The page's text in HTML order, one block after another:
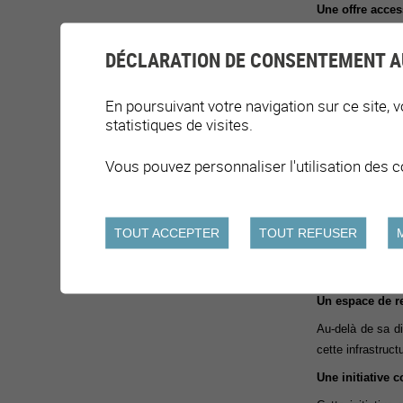
Une offre
Développéparla
Encourager le
motricité, de
Pour la
Chêne-Bourg,
Un espace de
Au-delà de sa
cette
Une initiative
DÉCLARATION DE CONSENTEMENT
En poursuivant votre navigation sur ce
statistiques de visites.
Vous pouvez personnaliser l'utilisation des
TOUT ACCEPTER TOUT REFUSER